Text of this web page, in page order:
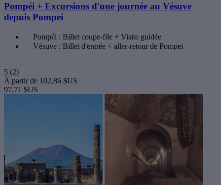
Pompéi + Excursions d'une journée au Vésuve
depuis Pompei
Pompéi : Billet coupe-file + Visite guidée
Vésuve : Billet d'entrée + aller-retour de Pompei
5 (2)
À partir de 102,86 $US
97,71 $US